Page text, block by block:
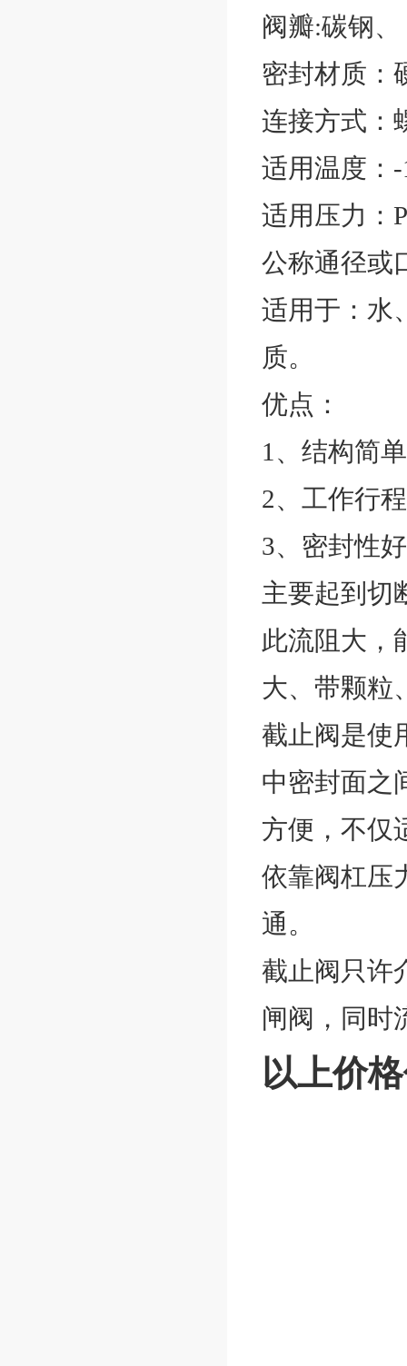
阀瓣:碳钢、
密封材质：
连接方式：
适用温度
适用压力：
公称通径或
适用于：水
质。
优点：
1、结构简
2、工作行
3、密封性
主要起到切
此流阻大，
大、带颗粒
截止阀是使
中密封面之
方便，不仅
依靠阀杠压
通。
截止阀只许
闸阀，同时
以上价